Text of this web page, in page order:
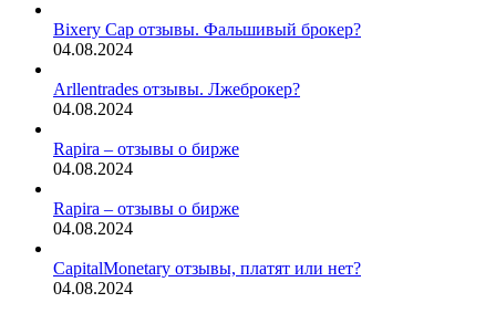
Bixery Cap отзывы. Фальшивый брокер?
04.08.2024
Arllentrades отзывы. Лжеброкер?
04.08.2024
Rapira – отзывы о бирже
04.08.2024
Rapira – отзывы о бирже
04.08.2024
CapitalMonetary отзывы, платят или нет?
04.08.2024